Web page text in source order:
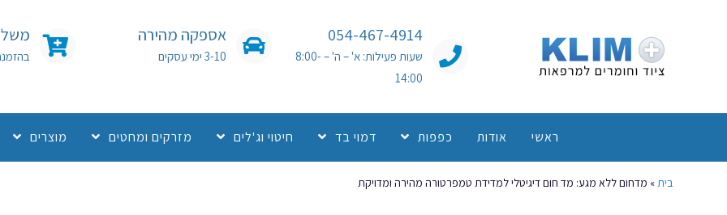
054-467-4914
שעות פעילות: א' – ה' – 8:00-
14:00
אספקה מהירה
3-10 ימי עסקים בהזמנה מעל
ראשי אודות כפפות דמוי בד חיטוי וג'לים מזרקים ומחטים מוצרים
בית» מדחום ללא מגע: מד חום דיגיטלי למדידת טמפרטורה מהירה ומדויקת